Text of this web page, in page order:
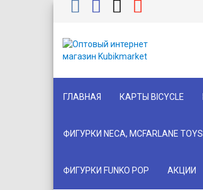
ГЛАВНАЯ КАРТЫ BICYCLE
ФИГУРКИ NECA, MCFARLANE TOYS
ФИГУРКИ FUNKO POP АКЦИИ